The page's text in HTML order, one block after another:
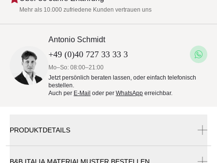
Mehr als 10.000 zufriedene Kunden vertrauen uns
Antonio Schmidt
+49 (0)40 727 33 33 3
Mo–So: 08:00–21:00
Jetzt persönlich beraten lassen, oder einfach telefonisch
bestellen.
Auch per E-Mail oder per WhatsApp erreichbar.
PRODUKTDETAILS
B&B ITALIA MATERIALMUSTER BESTELLEN